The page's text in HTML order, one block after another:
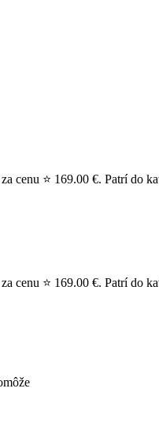
cenu ⭐ 169.00 €. Patrí do
cenu ⭐ 169.00 €. Patrí do